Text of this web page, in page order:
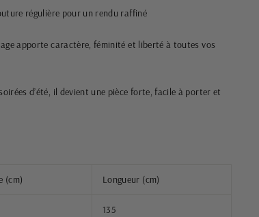
régulière pour un rendu raffiné
apporte caractère, féminité et liberté à toutes vos
d’été, il devient une pièce forte, facile à porter et
(cm) Longueur (cm)
135